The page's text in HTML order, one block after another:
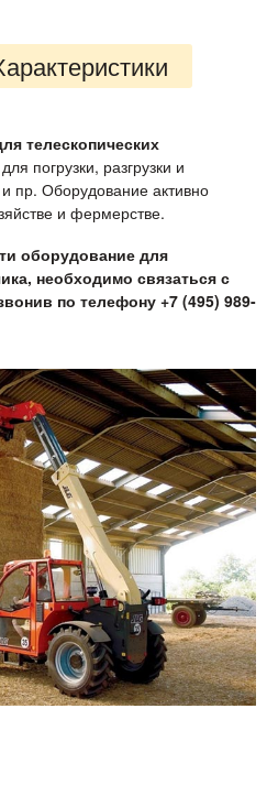
телескопических
погрузки, разгрузки и
пр. Оборудование активно
и фермерстве.
оборудование для
необходимо связаться с
по телефону +7 (495) 989-